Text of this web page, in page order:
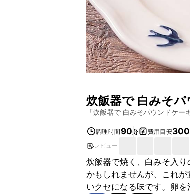
炊飯器で 白みそ
「炊飯器で 白みそパウンドケー
調理時間90分 費用目安300
レビュー
炊飯器で焼く、白みそ入
かもしれませんが、これ
いクセになる味です。卵を